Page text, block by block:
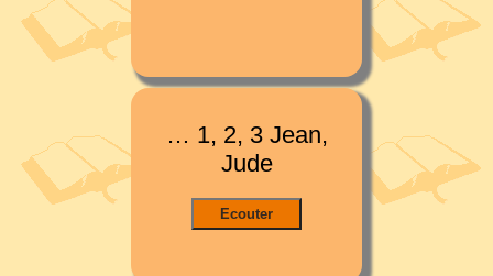
… 1, 2, 3 Jean,
Jude